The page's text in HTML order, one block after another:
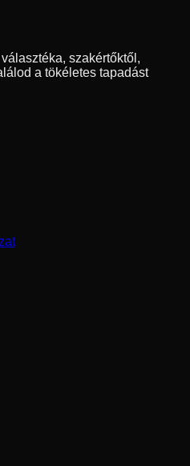
szakértőktől,
a tökéletes tapadást